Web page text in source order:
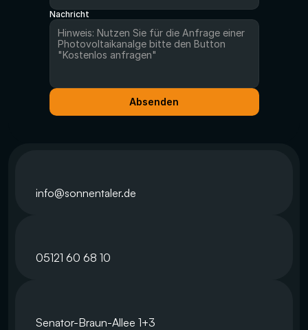
Nachricht
Absenden
info@sonnentaler.de
05121 60 68 10
Senator-Braun-Allee 1+3